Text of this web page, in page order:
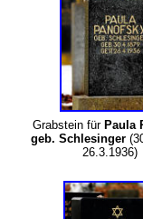
Grabstein für Paula
geb. Schlesinger
26.3.1936)